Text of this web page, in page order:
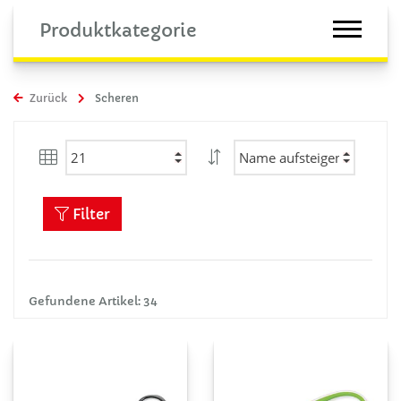
Produktkategorie
Zurück Scheren
Gefundene Artikel: 34
Filter